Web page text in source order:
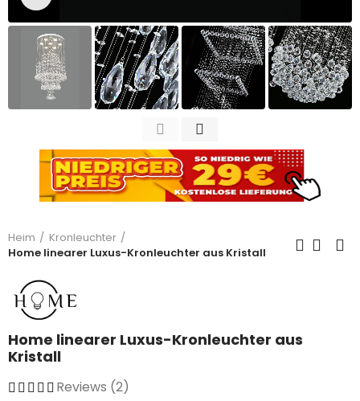
Heim
Kronleuchter
Home linearer Luxus-Kronleuchter aus Kristall
Home linearer Luxus-Kronleuchter aus
Kristall
Reviews (2)